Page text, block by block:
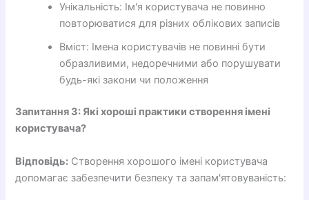
Унікальність: Ім'я користувача не повинно
повторюватися для різних облікових записів
Вміст: Імена користувачів не повинні бути
образливими, недоречними або порушувати
будь-які закони чи положення
Запитання 3: Які хороші практики створення імені
користувача?
Відповідь: Створення хорошого імені користувача
допомагає забезпечити безпеку та запам'ятовуваність: